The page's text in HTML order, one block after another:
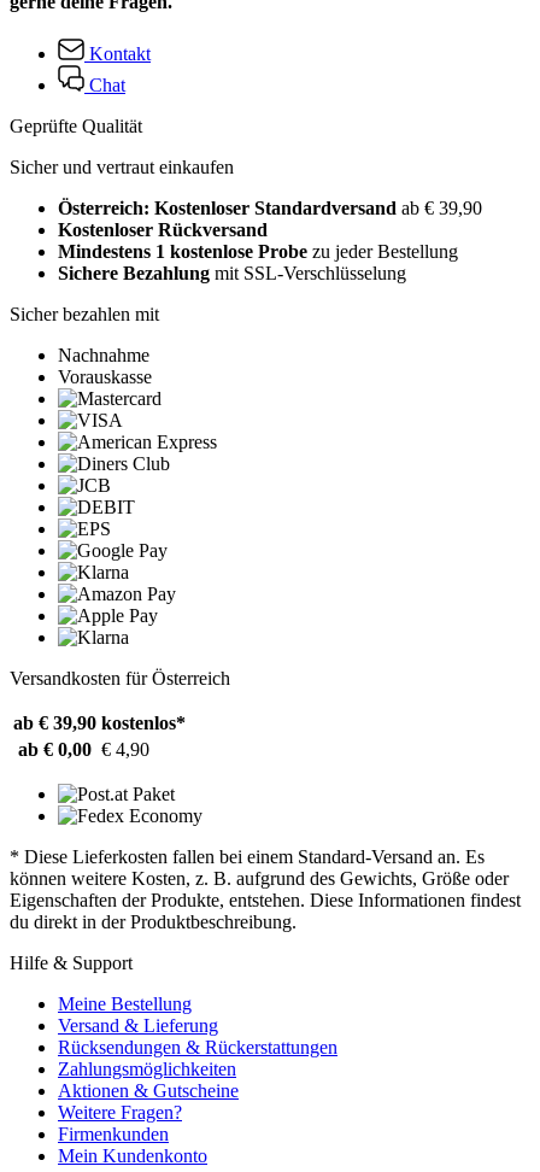
Kontakt
Chat
Geprüfte Qualität
Sicher und vertraut einkaufen
Österreich: Kostenloser Standardversand ab € 39,90
Kostenloser Rückversand
Mindestens 1 kostenlose Probe zu jeder Bestellung
Sichere Bezahlung mit SSL-Verschlüsselung
Sicher bezahlen mit
Nachnahme
Vorauskasse
Versandkosten für Österreich
ab € 39,90 kostenlos*
ab € 0,00 € 4,90
* Diese Lieferkosten fallen bei einem Standard-Versand an. Es
können weitere Kosten, z. B. aufgrund des Gewichts, Größe oder
Eigenschaften der Produkte, entstehen. Diese Informationen findest
du direkt in der Produktbeschreibung.
Hilfe & Support
Meine Bestellung
Versand & Lieferung
Rücksendungen & Rückerstattungen
Zahlungsmöglichkeiten
Aktionen & Gutscheine
Weitere Fragen?
Firmenkunden
Mein Kundenkonto